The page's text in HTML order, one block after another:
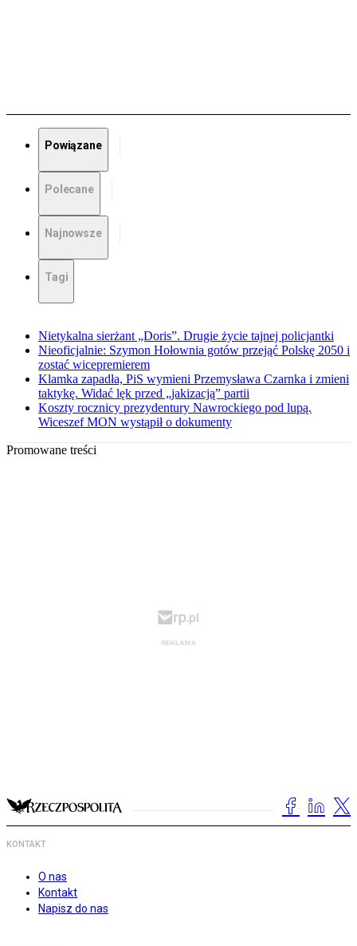
Powiązane
Polecane
Najnowsze
Tagi
Nietykalna sierżant „Doris”. Drugie życie tajnej policjantki
Nieoficjalnie: Szymon Hołownia gotów przejąć Polskę 2050 i
zostać wicepremierem
Klamka zapadła, PiS wymieni Przemysława Czarnka i zmieni
taktykę. Widać lęk przed „jakizacją” partii
Koszty rocznicy prezydentury Nawrockiego pod lupą.
Wiceszef MON wystąpił o dokumenty
Promowane treści
KONTAKT
O nas
Kontakt
Napisz do nas